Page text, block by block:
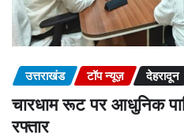
उत्तराखंड टॉप न्यूज़ देहरादून
चारधाम रूट पर आधुनिक
रफ्तार